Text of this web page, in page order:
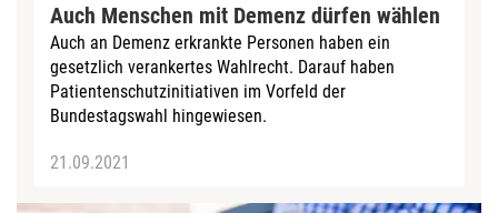
Auch Menschen mit Demenz dürfen wählen
Auch an Demenz erkrankte Personen haben ein
gesetzlich verankertes Wahlrecht. Darauf haben
Patientenschutzinitiativen im Vorfeld der
Bundestagswahl hingewiesen.
21.09.2021